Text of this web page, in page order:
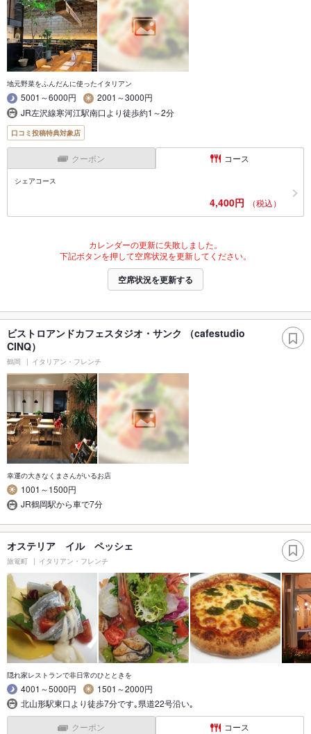
地元野菜をふんだんに使ったイタリアン
5001～6000円
2001～3000円
JR左沢線寒河江駅南口より徒歩約1～2分
口コミ投稿特典対象店
クーポン コース
シェアコース
4,400円 （税込）
カレンダーの更新に失敗しました。
下記ボタンを押して空席状況を更新してください。
空席状況を更新する
ビストロアンドカフェスタジオ・サンク （cafestudio
CINQ）
鶴岡 イタリアン・フレンチ
幸運の大きなくまさんがいるお店
1001～1500円
JR鶴岡駅から車で7分
オステリア イル ペッシェ
旅篭町 イタリアン・フレンチ
隠れ家レストランで非日常のひとときを
4001～5000円
1501～2000円
北山形駅東口より徒歩7分です｡県道22号沿い｡
クーポン コース